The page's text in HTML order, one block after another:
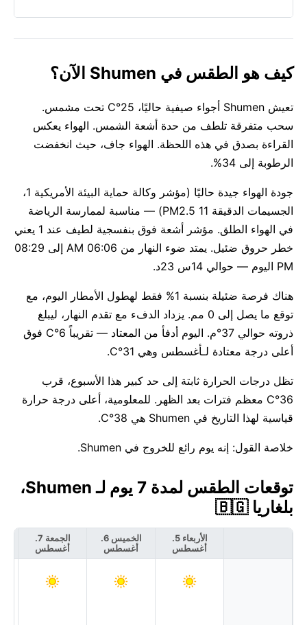
كيف هو الطقس في Shumen الآن؟
تعيش Shumen أجواء صيفية حاليًا، 25°C تحت مشمس.
سحب متفرقة تلطف من حدة أشعة الشمس. الهواء يعكس
القراءة بصدق في هذه اللحظة. الهواء جاف، حيث انخفضت
الرطوبة إلى 34%.
جودة الهواء جيدة حاليًا (مؤشر وكالة حماية البيئة الأمريكية 1،
الجسيمات الدقيقة PM2.5 11) — مناسبة لممارسة الرياضة
في الهواء الطلق. مؤشر أشعة فوق بنفسجية لطيف عند 1 يعني
خطر حروق ضئيل. يمتد ضوء النهار من 06:06 AM إلى 08:29
PM اليوم — حوالي 14س 23د.
هناك فرصة ضئيلة بنسبة 1% فقط لهطول الأمطار اليوم، مع
توقع ما يصل إلى 0 مم. يزداد الدفء مع تقدم النهار، ليبلغ
ذروته حوالي 37°م. اليوم أدفأ من المعتاد — تقريباً 6°C فوق
أعلى درجة معتادة لـأغسطس وهي 31°C.
تظل درجات الحرارة ثابتة إلى حد كبير هذا الأسبوع، قرب
36°C معظم فترات بعد الظهر. للمعلومية، أعلى درجة حرارة
قياسية لهذا التاريخ في Shumen هي 38°C.
خلاصة القول: إنه يوم رائع للخروج في Shumen.
توقعات الطقس لمدة 7 يوم لـ Shumen،
بلغاريا 🇧🇬
الأربعاء 5.
أغسطس
الخميس 6.
أغسطس
الجمعة 7.
أغسطس